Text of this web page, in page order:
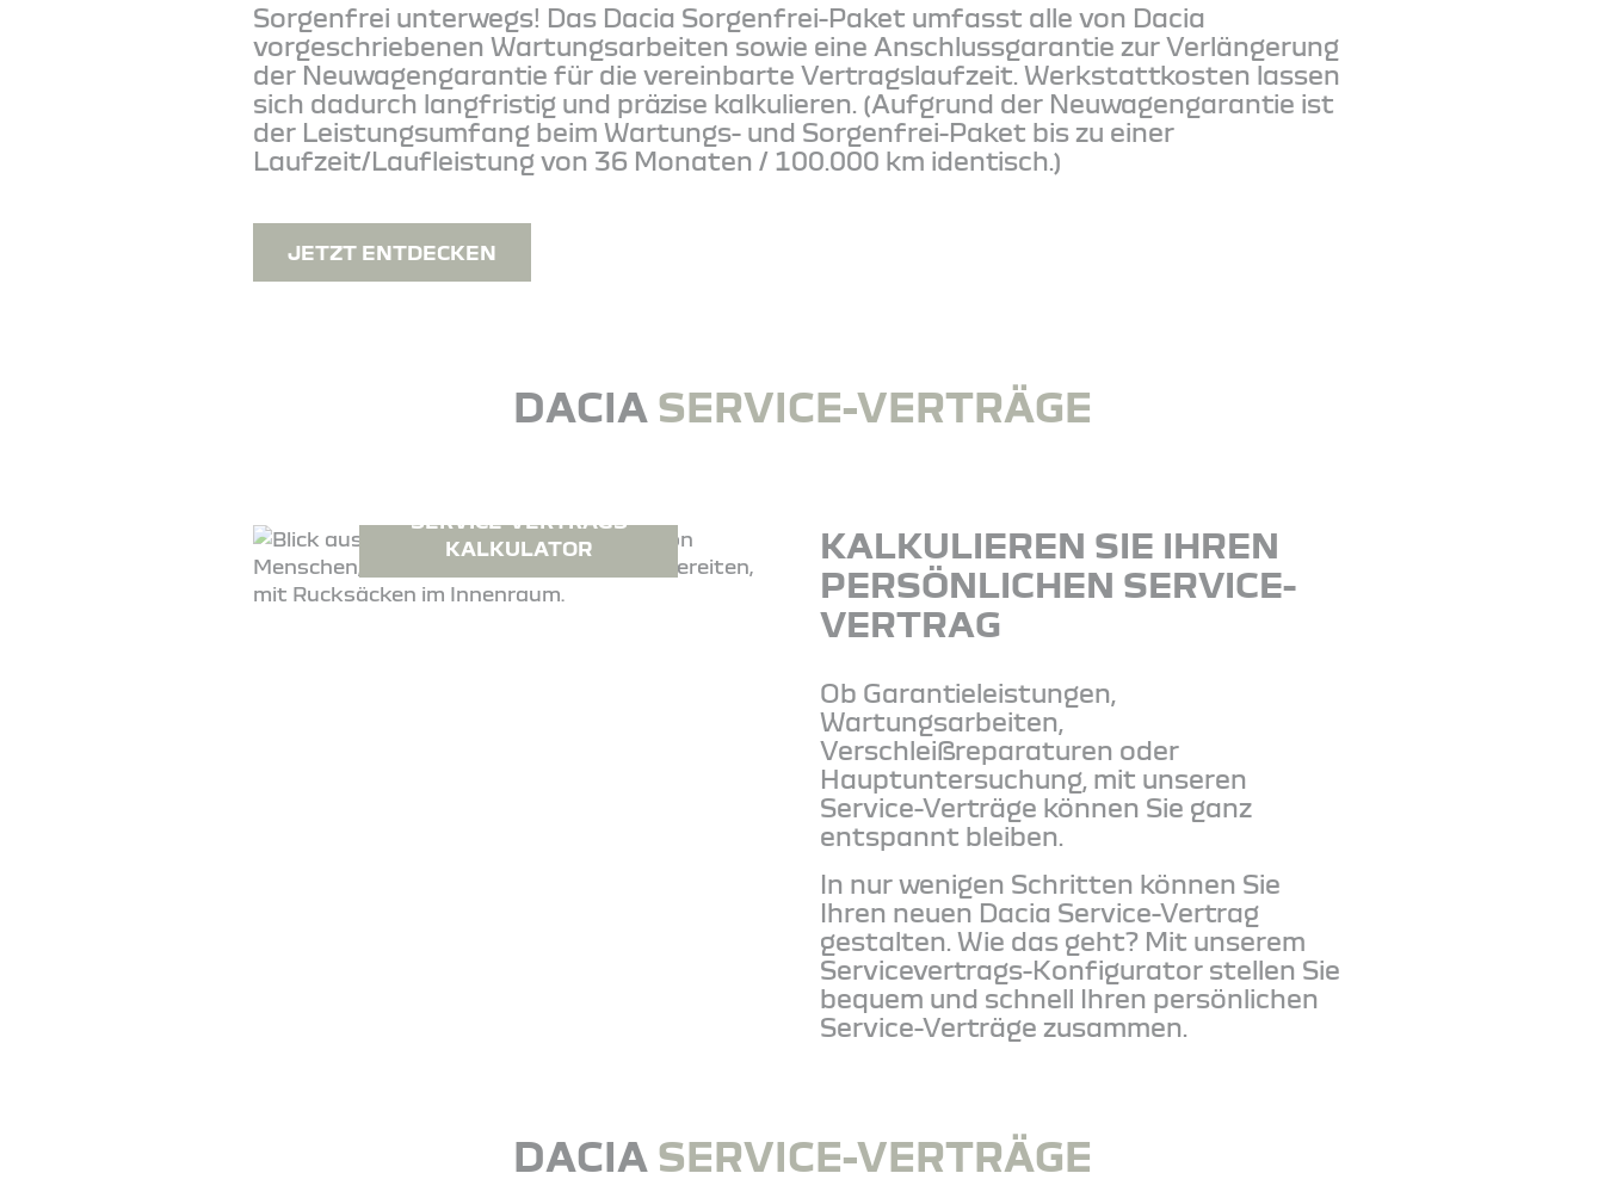
Sorgenfrei unterwegs! Das Dacia Sorgenfrei-Paket umfasst alle von Dacia
vorgeschriebenen Wartungsarbeiten sowie eine Anschlussgarantie zur Verlängerung
der Neuwagengarantie für die vereinbarte Vertragslaufzeit. Werkstattkosten lassen
sich dadurch langfristig und präzise kalkulieren. (Aufgrund der Neuwagengarantie ist
der Leistungsumfang beim Wartungs- und Sorgenfrei-Paket bis zu einer
Laufzeit/Laufleistung von 36 Monaten / 100.000 km identisch.)
JETZT ENTDECKEN
DACIA SERVICE-VERTRÄGE
SERVICE-VERTRAGS
KALKULATOR
KALKULIEREN SIE IHREN
PERSÖNLICHEN SERVICE-
VERTRAG
Ob Garantieleistungen,
Wartungsarbeiten,
Verschleißreparaturen oder
Hauptuntersuchung, mit unseren
Service-Verträge können Sie ganz
entspannt bleiben.
In nur wenigen Schritten können Sie
Ihren neuen Dacia Service-Vertrag
gestalten. Wie das geht? Mit unserem
Servicevertrags-Konfigurator stellen Sie
bequem und schnell Ihren persönlichen
Service-Verträge zusammen.
DACIA SERVICE-VERTRÄGE